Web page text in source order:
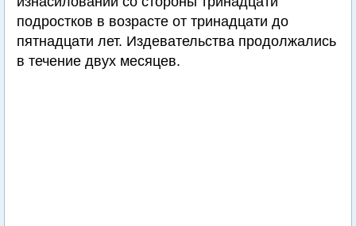
подростков в возрасте от тринадцати до
пятнадцати лет. Издевательства продолжались
в течение двух месяцев.